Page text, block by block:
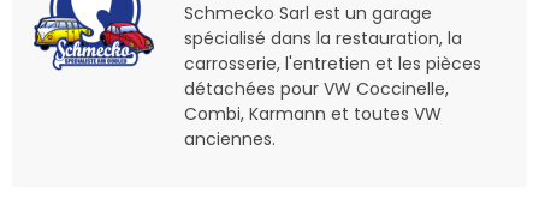
Schmecko Sarl est un garage
spécialisé dans la restauration, la
carrosserie, l'entretien et les pièces
détachées pour VW Coccinelle,
Combi, Karmann et toutes VW
anciennes.